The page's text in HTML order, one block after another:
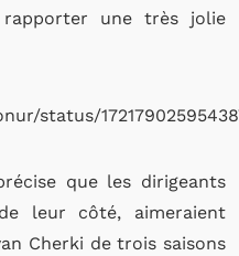
une très jolie
status/
que les dirigeants
leur côté, aimeraient
Cherki de trois saisons